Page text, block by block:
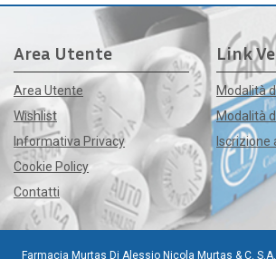
Area Utente
Area Utente
Wishlist
Informativa Privacy
Cookie Policy
Contatti
Link
Modalità
Modalità
Iscrizione
Farmacia Murtas Di Alessio Nicola Murtas & C.